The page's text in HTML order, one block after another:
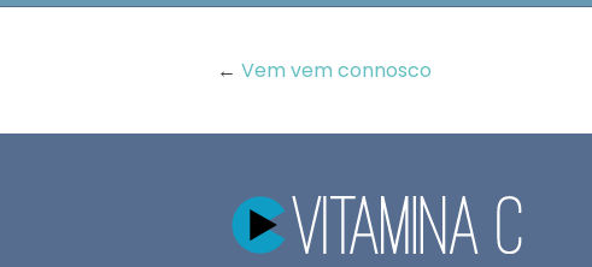
← Vem vem connosco